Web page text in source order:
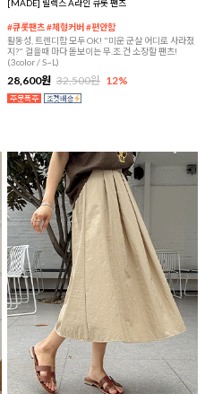
[MADE] 릴렉스 A라인 큐롯 팬츠
#큐롯팬츠 #체형커버 #편안함
활동성, 트렌디함 모두 OK! "미운 군살 어디로 사라졌
지?" 걸을때 마다 돋보이는 무.조.건 소장할 팬츠!
(3color / S~L)
28,600원 32,500원 12%